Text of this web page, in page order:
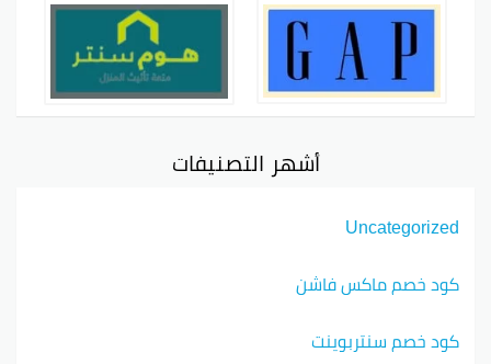
أشهر التصنيفات
Uncategorized
كود خصم ماكس فاشن
كود خصم سنتربوينت